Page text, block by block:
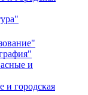
и
и городская